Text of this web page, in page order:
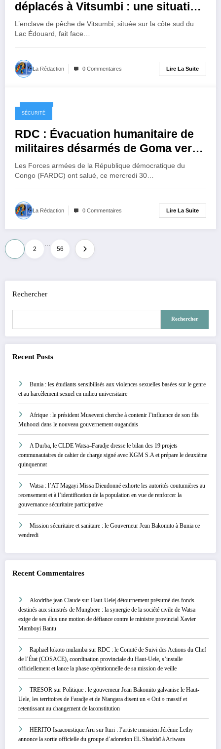
déplacés à Vitsumbi : une situation
humanitaire préoccupante sur la
côte sud du Lac Édouard
L’enclave de pêche de Vitsumbi, située sur la côte sud du
Lac Édouard, fait face…
La Rédaction 0 Commentaires Lire La Suite
1 an ago
SÉCURITÉ
RDC : Évacuation humanitaire de
militaires désarmés de Goma vers
Kinshasa sous l’égide du CICR et
de la MONUSCO
Les Forces armées de la République démocratique du
Congo (FARDC) ont salué, ce mercredi 30…
La Rédaction 0 Commentaires Lire La Suite
Pagination
des
publications
2
…
56
Rechercher
Rechercher
Recent Posts
Bunia : les étudiants sensibilisés aux violences sexuelles basées sur le genre
et au harcèlement sexuel en milieu universitaire
Afrique : le président Museveni cherche à contenir l’influence de son fils
Muhoozi dans le nouveau gouvernement ougandais
A Durba, le CLDE Watsa–Faradje dresse le bilan des 19 projets
communautaires de cahier de charge signé avec KGM S.A et prépare le deuxième
quinquennat
Watsa : l’AT Magayi Missa Dieudonné exhorte les autorités coutumières au
recensement et à l’identification de la population en vue de renforcer la
gouvernance sécuritaire participative
Mission sécuritaire et sanitaire : le Gouverneur Jean Bakomito à Bunia ce
vendredi
Recent Commentaires
Akodribe jean Claude sur Haut-Uele| détournement présumé des fonds
destinés aux sinistrés de Mungbere : la synergie de la société civile de Watsa
exige de ses élus une motion de défiance contre le ministre provincial Xavier
Mamboyi Bantu
Raphaël lokoto mulamba sur RDC : le Comité de Suivi des Actions du Chef
de l’État (COSACE), coordination provinciale du Haut-Uele, s’installe
officiellement et lance la phase opérationnelle de sa mission de veille
TRESOR sur Politique : le gouverneur Jean Bakomito galvanise le Haut-
Uele, les territoires de Faradje et de Niangara disent un « Oui » massif et
retentissant au changement de laconstitution
HERITO Isaacoustique Aru sur Ituri : l’artiste musicien Jérémie Lethy
annonce la sortie officielle du groupe d’adoration EL Shaddaï à Ariwara